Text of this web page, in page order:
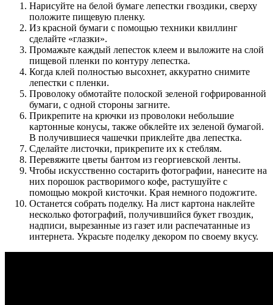
Нарисуйте на белой бумаге лепестки гвоздики, сверху
положите пищевую пленку.
Из красной бумаги с помощью техники квиллинг
сделайте «глазки».
Промажьте каждый лепесток клеем и выложите на слой
пищевой пленки по контуру лепестка.
Когда клей полностью высохнет, аккуратно снимите
лепестки с пленки.
Проволоку обмотайте полоской зеленой гофрированной
бумаги, с одной стороны загните.
Прикрепите на крючки из проволоки небольшие
картонные конусы, также обклейте их зеленой бумагой.
В получившиеся чашечки приклейте два лепестка.
Сделайте листочки, прикрепите их к стеблям.
Перевяжите цветы бантом из георгиевской ленты.
Чтобы искусственно состарить фотографии, нанесите на
них порошок растворимого кофе, растушуйте с
помощью мокрой кисточки. Края немного подожгите.
Останется собрать поделку. На лист картона наклейте
несколько фотографий, получившийся букет гвоздик,
надписи, вырезанные из газет или распечатанные из
интернета. Украсьте поделку декором по своему вкусу.